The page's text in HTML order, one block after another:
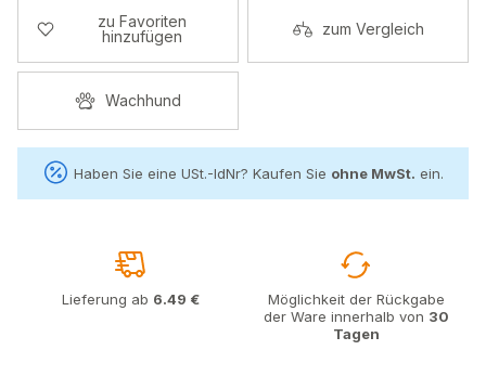
zu Favoriten
hinzufügen
zum Vergleich
Wachhund
Haben Sie eine USt.-IdNr? Kaufen Sie ohne MwSt. ein.
Lieferung ab 6.49 €
Möglichkeit der Rückgabe
der Ware innerhalb von 30
Tagen